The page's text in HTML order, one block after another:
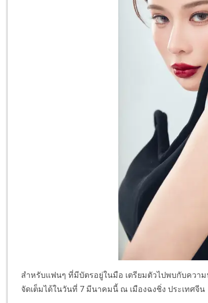
สำหรับแฟนๆ ที่มีบัตรอยู่ในมือ เตรียมตัวไปพบกับควา
จัดเต็มได้ในวันที่ 7 มีนาคมนี้ ณ เมืองฉงชิ่ง ประเทศจีน